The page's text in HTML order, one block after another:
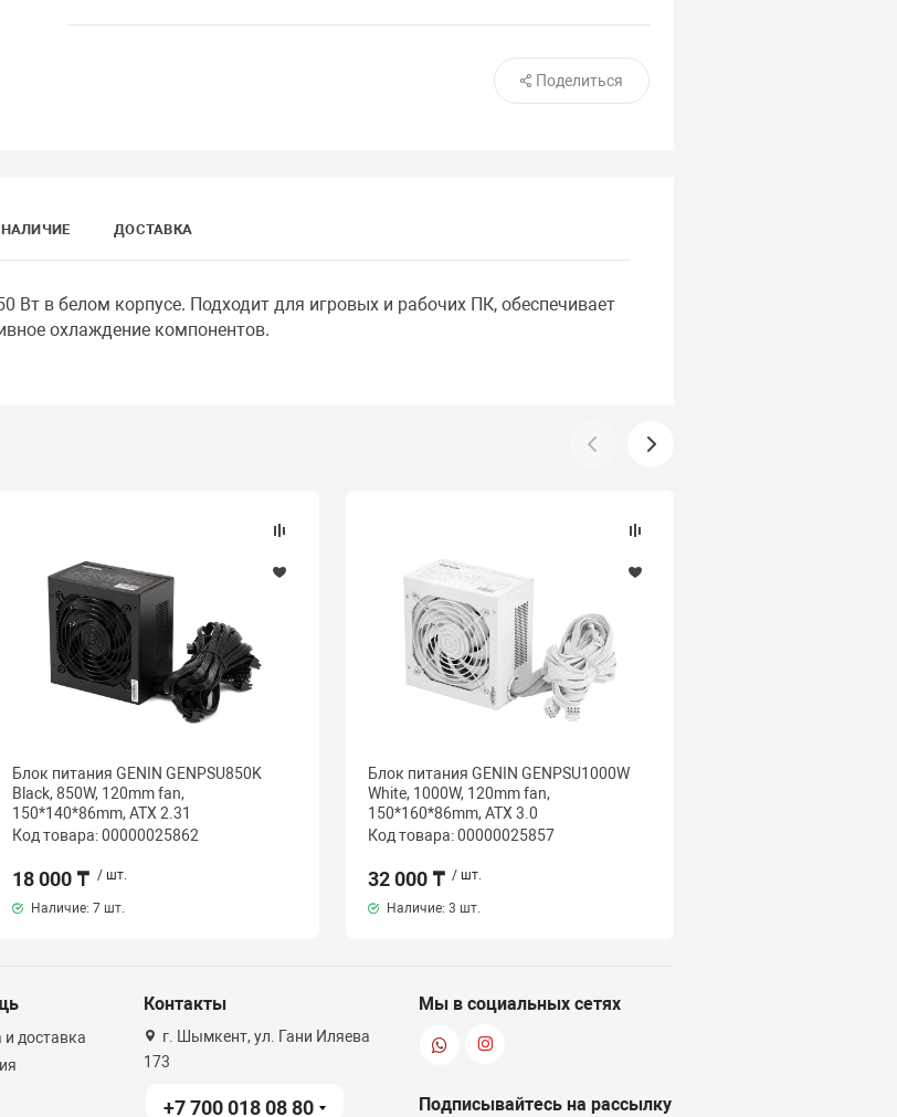
Поделиться
НАЛИЧИЕ ДОСТАВКА
Вт в белом корпусе. Подходит для игровых и рабочих ПК, обеспечивает
охлаждение компонентов.
Блок питания GENIN GENPSU850K
Black, 850W, 120mm fan,
150*140*86mm, ATX 2.31
Код товара: 00000025862
18 000 ₸ / шт.
Наличие:7 шт.
Блок питания GENIN GENPSU1000W
White, 1000W, 120mm fan,
150*160*86mm, ATX 3.0
Код товара: 00000025857
32 000 ₸ / шт.
Наличие: 3 шт.
доставка
Контакты
г. Шымкент, ул. Гани Иляева
173
+7 700 018 08 80
Мы в социальных сетях
Подписывайтесь на рассылку